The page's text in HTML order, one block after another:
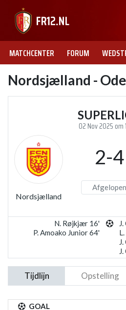
MATCHCENTER FORUM
Nordsjælland -
02 Nov 2025 om
Nordsjælland
2-4
Afgelopen
N. Røjkjær 16'
P. Amoako Junior 64'
Tijdlijn Opstelling
GOAL